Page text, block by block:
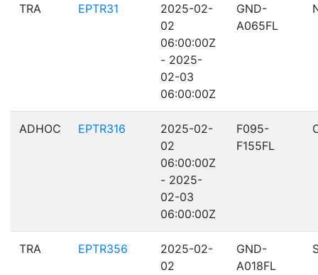
TRA EPTR31
2025-02-
02
06:00:00Z
- 2025-
02-03
06:00:00Z
GND-
A065FL
ADHOC EPTR316
2025-02-
02
06:00:00Z
- 2025-
02-03
06:00:00Z
F095-
F155FL
TRA EPTR356
2025-02-
02
GND-
A018FL